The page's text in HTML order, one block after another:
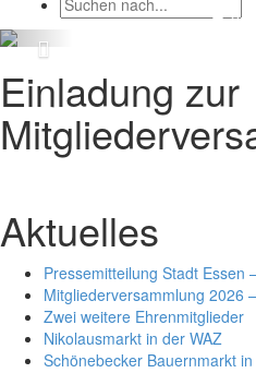
Einladung zur
Aktuelles
Pressemitteilung Stadt Essen
Mitgliederversammlung 2026
Zwei weitere Ehrenmitglieder
Nikolausmarkt in der WAZ
Schönebecker Bauernmarkt